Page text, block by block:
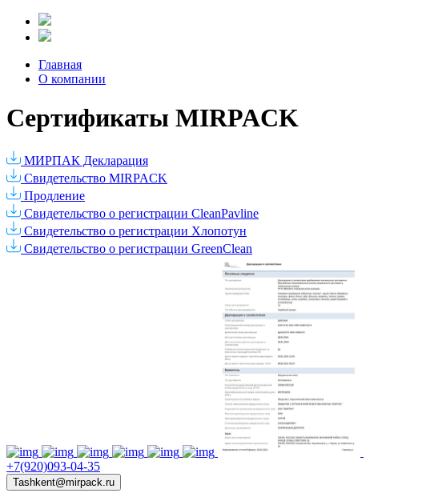
Главная
О компании
Сертификаты MIRPACK
МИРПАК Декларация
Свидетельство MIRPACK
Продление
Свидетельство о регистрации CleanPavline
Свидетельство о регистрации Хлопотун
Свидетельство о регистрации GreenClean
+7(920)093-04-35
Tashkent@mirpack.ru